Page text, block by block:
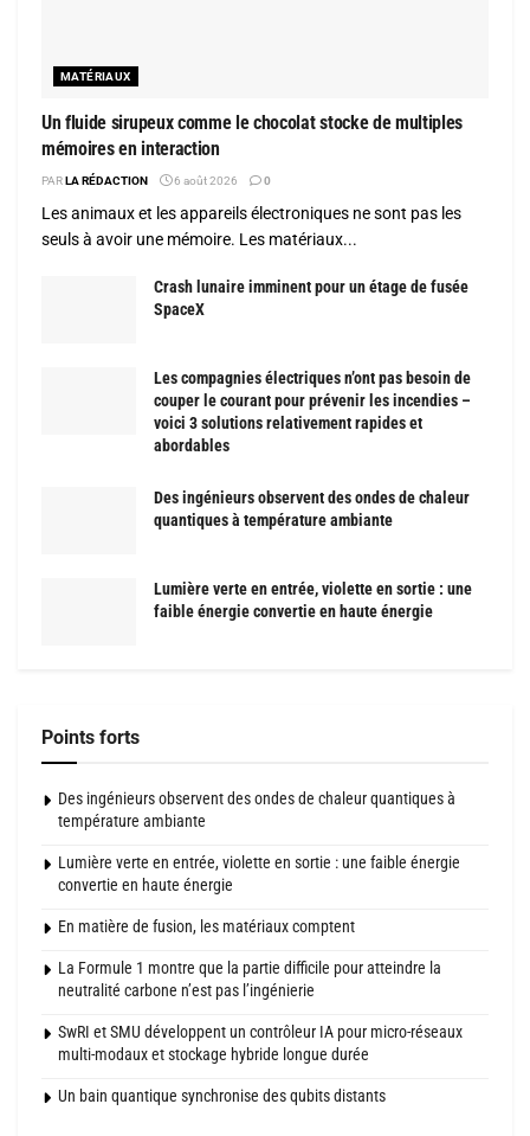
MATÉRIAUX
Un fluide sirupeux comme le chocolat stocke de multiples
mémoires en interaction
PARLA RÉDACTION 6 août 2026 0
Les animaux et les appareils électroniques ne sont pas les
seuls à avoir une mémoire. Les matériaux...
Crash lunaire imminent pour un étage de fusée
SpaceX
Les compagnies électriques n’ont pas besoin de
couper le courant pour prévenir les incendies –
voici 3 solutions relativement rapides et
abordables
Des ingénieurs observent des ondes de chaleur
quantiques à température ambiante
Lumière verte en entrée, violette en sortie : une
faible énergie convertie en haute énergie
Points forts
Des ingénieurs observent des ondes de chaleur quantiques à
température ambiante
Lumière verte en entrée, violette en sortie : une faible énergie
convertie en haute énergie
En matière de fusion, les matériaux comptent
La Formule 1 montre que la partie difficile pour atteindre la
neutralité carbone n’est pas l’ingénierie
SwRI et SMU développent un contrôleur IA pour micro-réseaux
multi-modaux et stockage hybride longue durée
Un bain quantique synchronise des qubits distants